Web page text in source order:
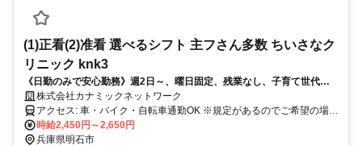
(1)正看(2)准看 選べるシフト 主フさん多数 ちいさなク
リニック knk3
《日勤のみで安心勤務》週2日～、曜日固定、残業なし、子育て世代多
数♪株式会社カナミックネットワーク
アクセス: 車・バイク・自転車通勤OK ※規定があるのでご希望の場合
はお知らせください！
時給2,450円～2,650円
兵庫県明石市